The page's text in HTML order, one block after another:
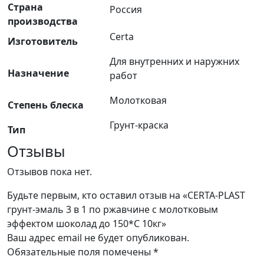
Страна
производства
Россия
Изготовитель Certa
Назначение
Для внутренних и наружних
работ
Степень блеска Молотковая
Тип Грунт-краска
Отзывы
Отзывов пока нет.
Будьте первым, кто оставил отзыв на «CERTA-PLAST
грунт-эмаль 3 в 1 по ржавчине с молотковым
эффектом шоколад до 150*С 10кг»
Ваш адрес email не будет опубликован.
Обязательные поля помечены *